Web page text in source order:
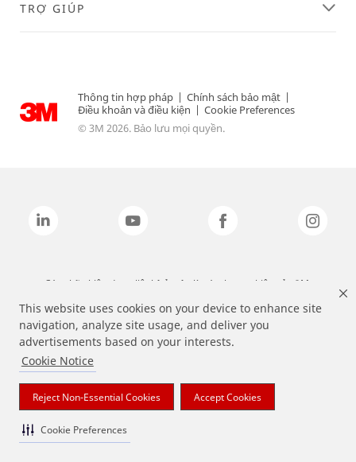
This website uses cookies on your device to enhance site
navigation, analyze site usage, and deliver you
advertisements based on your interests.
Cookie Notice
Reject Non-Essential Cookies Accept Cookies
Cookie Preferences
TRỢ GIÚP
Thông tin hợp pháp | Chính sách bảo mật |
Điều khoản và điều kiện | Cookie Preferences
© 3M 2026. Bảo lưu mọi quyền.
Các nhãn hiệu được liệt kê ở trên là các thương hiệu của 3M.